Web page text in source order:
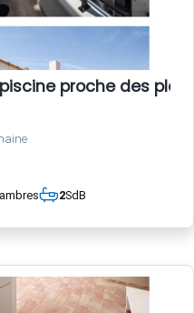
proche des
2SdB